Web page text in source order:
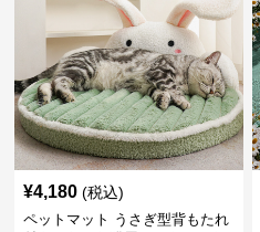
¥4,180 (税込)
ペットマット うさぎ型背もたれ